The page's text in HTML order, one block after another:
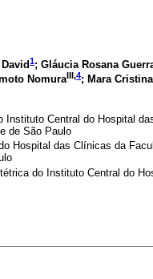
1; Gláucia Rosana
NomuraIII,4; Mara
Instituto Central do Hospital
de São Paulo
Hospital das Clínicas da
do Instituto Central do